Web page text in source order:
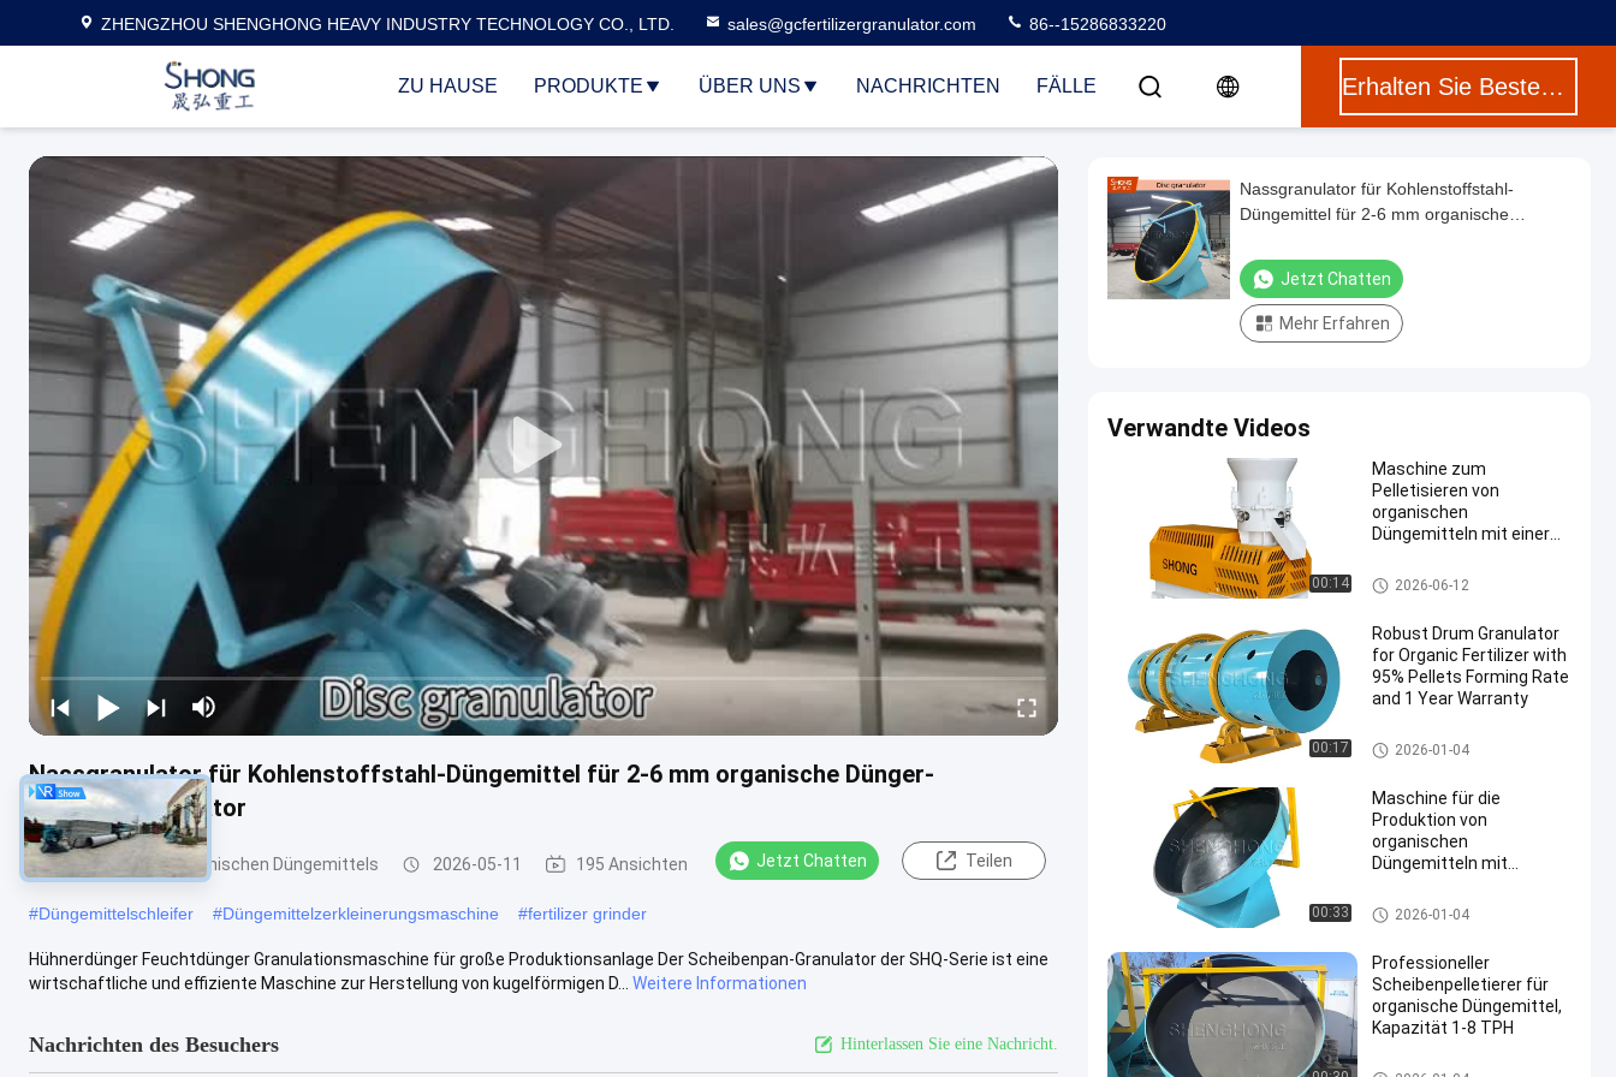
ZHENGZHOU SHENGHONG HEAVY INDUSTRY TECHNOLOGY CO., LTD. sales@gcfertilizergranulator.com 86--15286833220
ZU HAUSE PRODUKTE ÜBER UNS NACHRICHTEN FÄLLE Erhalten Sie Besten Preis
Nassgranulator für Kohlenstoffstahl-Düngemittel für 2-6 mm organische Dünger-
Scheibengranulator
Granulierer des organischen Düngemittels 2026-05-11 195 Ansichten Jetzt Chatten Teilen
#Düngemittelschleifer #Düngemittelzerkleinerungsmaschine #fertilizer grinder
Hühnerdünger Feuchtdünger Granulationsmaschine für große Produktionsanlage Der Scheibenpan-Granulator der SHQ-Serie ist eine
wirtschaftliche und effiziente Maschine zur Herstellung von kugelförmigen D...
Weitere Informationen
Nachrichten des Besuchers Hinterlassen Sie eine Nachricht.
Nassgranulator für Kohlenstoffstahl-
Düngemittel für 2-6 mm organische
Jetzt Chatten
Mehr Erfahren
Verwandte Videos
00:14
Maschine zum
Pelletisieren von
organischen
Düngemitteln mit einer
Tonnen pro Stunde und
einer Granulationsrate
Granulierer des organischen D
üngemittels
2026-06-12
00:17
Robust Drum Granulator
for Organic Fertilizer with
95% Pellets Forming Rate
and 1 Year Warranty
Granulierer des organischen D
üngemittels
2026-01-04
00:33
Maschine für die
Produktion von
organischen
Düngemitteln mit
Granulierer des organischen D
üngemittels
2026-01-04
Professioneller
Scheibenpelletierer für
organische Düngemittel,
Kapazität 1-8 TPH
Granulierer des organischen D